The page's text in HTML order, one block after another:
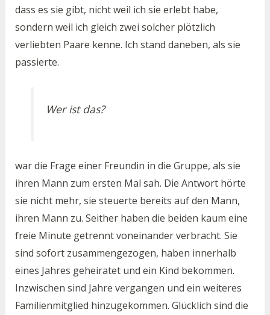
dass es sie gibt, nicht weil ich sie erlebt habe,
sondern weil ich gleich zwei solcher plötzlich
verliebten Paare kenne. Ich stand daneben, als sie
passierte.
Wer ist das?
war die Frage einer Freundin in die Gruppe, als sie
ihren Mann zum ersten Mal sah. Die Antwort hörte
sie nicht mehr, sie steuerte bereits auf den Mann,
ihren Mann zu. Seither haben die beiden kaum eine
freie Minute getrennt voneinander verbracht. Sie
sind sofort zusammengezogen, haben innerhalb
eines Jahres geheiratet und ein Kind bekommen.
Inzwischen sind Jahre vergangen und ein weiteres
Familienmitglied hinzugekommen. Glücklich sind die